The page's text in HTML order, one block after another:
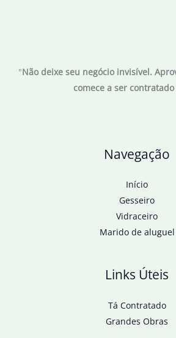
"Não deixe seu negócio invisível.
comece a ser
Navegação
Início
Gesseiro
Vidraceiro
Marido de aluguel
Links Úteis
Tá Contratado
Grandes Obras